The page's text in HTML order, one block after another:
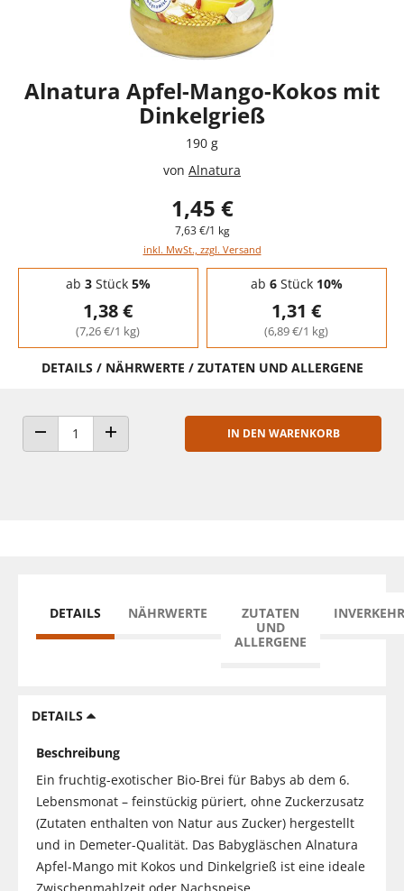
Alnatura Apfel-Mango-Kokos mit
Dinkelgrieß
190 g
von Alnatura
1,45 €
7,63 €/1 kg
inkl. MwSt., zzgl. Versand
Staffelpreise - Mengenrabatt
ab 3Stück 5%
1,38 €
(7,26 €/1 kg)
ab 6Stück 10%
1,31 €
(6,89 €/1 kg)
DETAILS / NÄHRWERTE / ZUTATEN UND ALLERGENE
ANZAHL VERRINGERNANZAHL ERHÖHEN
IN DEN WARENKORB
DETAILS NÄHRWERTE
ZUTATEN
UND
ALLERGENE
DETAILS
Beschreibung
Ein fruchtig-exotischer Bio-Brei für Babys ab dem 6.
Lebensmonat – feinstückig püriert, ohne Zuckerzusatz
(Zutaten enthalten von Natur aus Zucker) hergestellt
und in Demeter-Qualität. Das Babygläschen Alnatura
Apfel-Mango mit Kokos und Dinkelgrieß ist eine ideale
Zwischenmahlzeit oder Nachspeise.